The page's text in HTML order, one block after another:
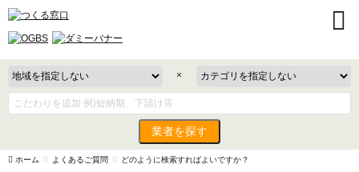
×
業者を探す
ホーム よくあるご質問 どのように検索すればよいですか？